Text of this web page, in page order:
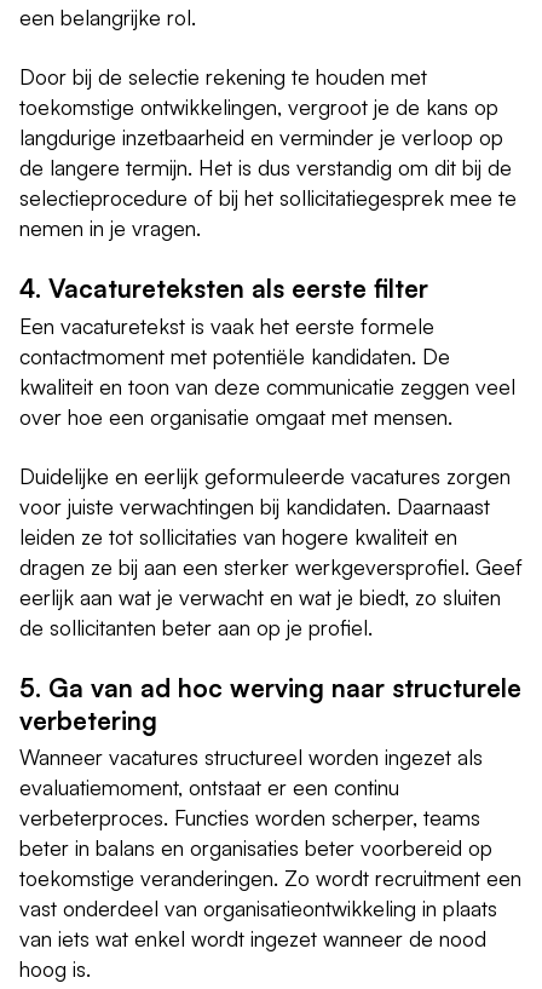
een belangrijke rol.
Door bij de selectie rekening te houden met
toekomstige ontwikkelingen, vergroot je de kans op
langdurige inzetbaarheid en verminder je verloop op
de langere termijn. Het is dus verstandig om dit bij de
selectieprocedure of bij het sollicitatiegesprek mee te
nemen in je vragen.
4. Vacatureteksten als eerste filter
Een vacaturetekst is vaak het eerste formele
contactmoment met potentiële kandidaten. De
kwaliteit en toon van deze communicatie zeggen veel
over hoe een organisatie omgaat met mensen.
Duidelijke en eerlijk geformuleerde vacatures zorgen
voor juiste verwachtingen bij kandidaten. Daarnaast
leiden ze tot sollicitaties van hogere kwaliteit en
dragen ze bij aan een sterker werkgeversprofiel. Geef
eerlijk aan wat je verwacht en wat je biedt, zo sluiten
de sollicitanten beter aan op je profiel.
5. Ga van ad hoc werving naar structurele
verbetering
Wanneer vacatures structureel worden ingezet als
evaluatiemoment, ontstaat er een continu
verbeterproces. Functies worden scherper, teams
beter in balans en organisaties beter voorbereid op
toekomstige veranderingen. Zo wordt recruitment een
vast onderdeel van organisatieontwikkeling in plaats
van iets wat enkel wordt ingezet wanneer de nood
hoog is.